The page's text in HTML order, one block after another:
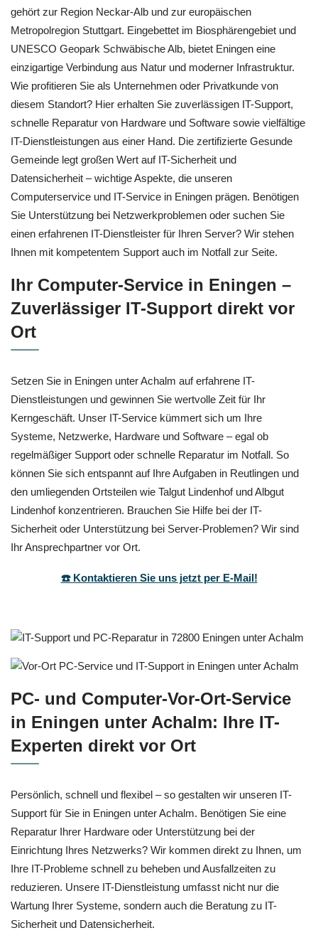
gehört zur Region Neckar-Alb und zur europäischen
Metropolregion Stuttgart. Eingebettet im Biosphärengebiet und
UNESCO Geopark Schwäbische Alb, bietet Eningen eine
einzigartige Verbindung aus Natur und moderner Infrastruktur.
Wie profitieren Sie als Unternehmen oder Privatkunde von
diesem Standort? Hier erhalten Sie zuverlässigen IT-Support,
schnelle Reparatur von Hardware und Software sowie vielfältige
IT-Dienstleistungen aus einer Hand. Die zertifizierte Gesunde
Gemeinde legt großen Wert auf IT-Sicherheit und
Datensicherheit – wichtige Aspekte, die unseren
Computerservice und IT-Service in Eningen prägen. Benötigen
Sie Unterstützung bei Netzwerkproblemen oder suchen Sie
einen erfahrenen IT-Dienstleister für Ihren Server? Wir stehen
Ihnen mit kompetentem Support auch im Notfall zur Seite.
Ihr Computer-Service in Eningen –
Zuverlässiger IT-Support direkt vor
Ort
Setzen Sie in Eningen unter Achalm auf erfahrene IT-
Dienstleistungen und gewinnen Sie wertvolle Zeit für Ihr
Kerngeschäft. Unser IT-Service kümmert sich um Ihre
Systeme, Netzwerke, Hardware und Software – egal ob
regelmäßiger Support oder schnelle Reparatur im Notfall. So
können Sie sich entspannt auf Ihre Aufgaben in Reutlingen und
den umliegenden Ortsteilen wie Talgut Lindenhof und Albgut
Lindenhof konzentrieren. Brauchen Sie Hilfe bei der IT-
Sicherheit oder Unterstützung bei Server-Problemen? Wir sind
Ihr Ansprechpartner vor Ort.
☎️ Kontaktieren Sie uns jetzt per E-Mail!
PC- und Computer-Vor-Ort-Service
in Eningen unter Achalm: Ihre IT-
Experten direkt vor Ort
Persönlich, schnell und flexibel – so gestalten wir unseren IT-
Support für Sie in Eningen unter Achalm. Benötigen Sie eine
Reparatur Ihrer Hardware oder Unterstützung bei der
Einrichtung Ihres Netzwerks? Wir kommen direkt zu Ihnen, um
Ihre IT-Probleme schnell zu beheben und Ausfallzeiten zu
reduzieren. Unsere IT-Dienstleistung umfasst nicht nur die
Wartung Ihrer Systeme, sondern auch die Beratung zu IT-
Sicherheit und Datensicherheit.